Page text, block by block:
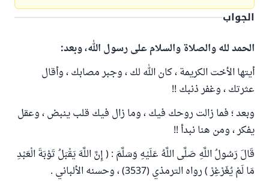
الجواب
الحمد لله والصلاة والسلام على رسول الله، وبعد:
أيتها الأخت الكريمة ، كان الله لك ، وجبر مصابك ، وأقال
عثرتك ، وغفر ذنبك !!
وبعد ؛ فما زالت روحك فيك ، وما زال فيك قلب ينبض ، وعقل
يفكر ، ومن هنا نبدأ !!
قَالَ رَسُولُ اللَّهِ صَلَّى اللَّهُ عَلَيْهِ وَسَلَّمَ : ( إِنَّ اللَّهَ يَقْبَلُ تَوْبَةَ الْعَبْدِ
مَا لَمْ يُغَرْغِرْ ) رواه الترمذي (3537) ، وحسنه الألباني .